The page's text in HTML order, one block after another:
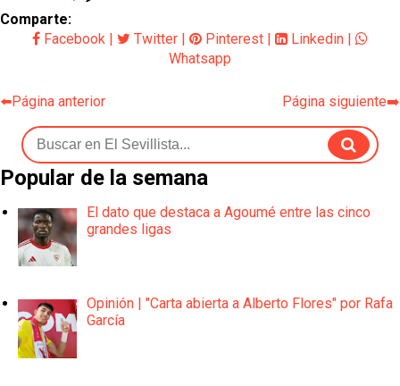
Comparte:
Facebook
Twitter Pinterest Linkedin
Whatsapp
⬅️Página anterior Página siguiente➡️
Popular de la semana
El dato que destaca a Agoumé entre las cinco
grandes ligas
Opinión | "Carta abierta a Alberto Flores" por Rafa
García